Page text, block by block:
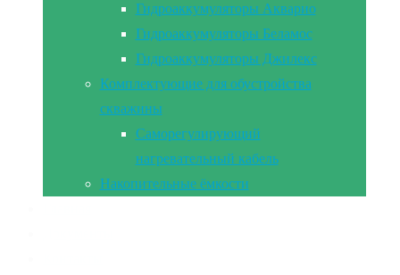
Гидроаккумуляторы Акварио
Гидроаккумуляторы Беламос
Гидроаккумуляторы Джилекс
Комплектующие для обустройства
скважины
Саморегулирующий
нагревательный кабель
Накопительные ёмкости